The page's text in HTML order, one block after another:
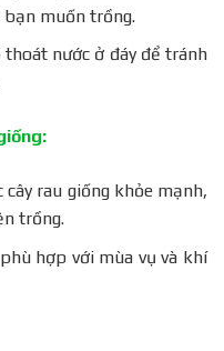
muốn trồng.
nước ở đáy để tránh
cây rau giống khỏe mạnh,
trồng.
hợp với mùa vụ và khí